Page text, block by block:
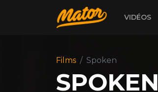
VIDÉOS
Films Spoken
SPOKEN